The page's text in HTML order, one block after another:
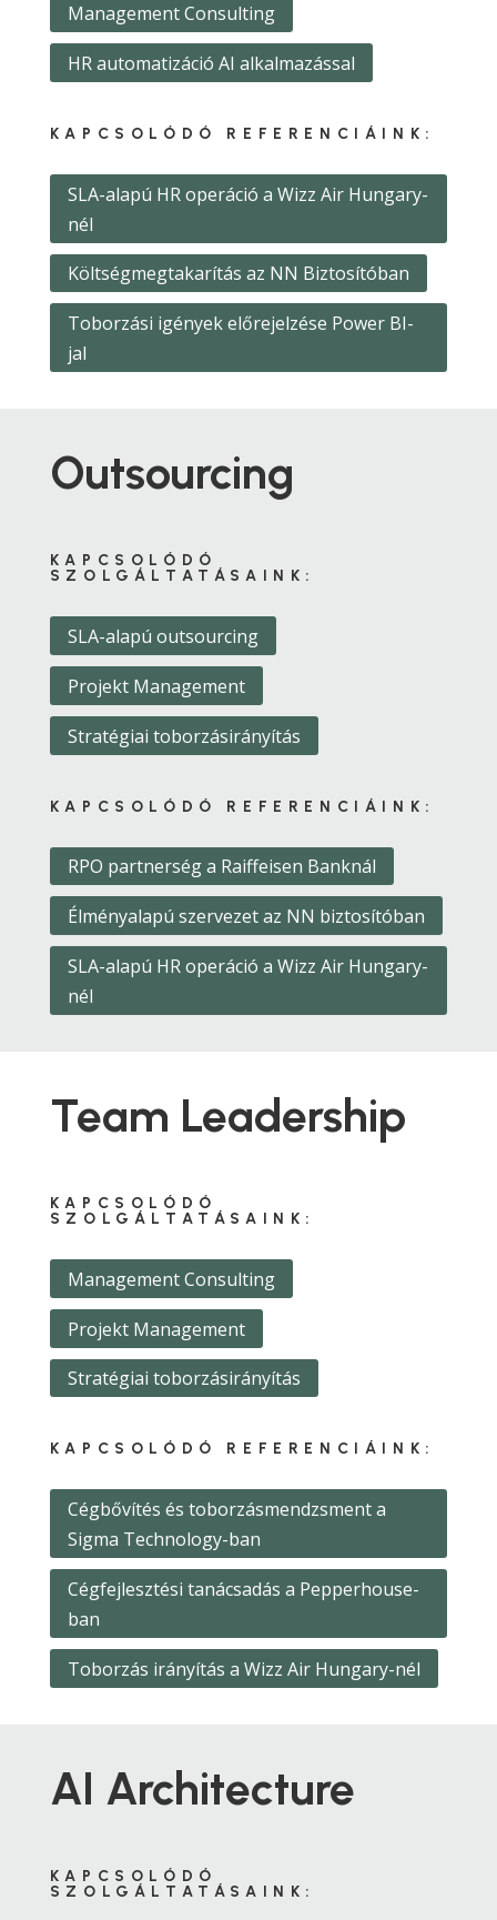
Management Consulting
HR automatizáció AI alkalmazással
KAPCSOLÓDÓ REFERENCIÁINK:
SLA-alapú HR operáció a Wizz Air Hungary-
nél
Költségmegtakarítás az NN Biztosítóban
Toborzási igények előrejelzése Power BI-
jal
Outsourcing
KAPCSOLÓDÓ
SZOLGÁLTATÁSAINK:
SLA-alapú outsourcing
Projekt Management
Stratégiai toborzásirányítás
KAPCSOLÓDÓ REFERENCIÁINK:
RPO partnerség a Raiffeisen Banknál
Élményalapú szervezet az NN biztosítóban
SLA-alapú HR operáció a Wizz Air Hungary-
nél
Team Leadership
KAPCSOLÓDÓ
SZOLGÁLTATÁSAINK:
Management Consulting
Projekt Management
Stratégiai toborzásirányítás
KAPCSOLÓDÓ REFERENCIÁINK:
Cégbővítés és toborzásmendzsment a
Sigma Technology-ban
Cégfejlesztési tanácsadás a Pepperhouse-
ban
Toborzás irányítás a Wizz Air Hungary-nél
AI Architecture
KAPCSOLÓDÓ
SZOLGÁLTATÁSAINK: